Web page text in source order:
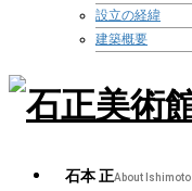
設立の経緯
建築概要
石本 正About Ishimoto